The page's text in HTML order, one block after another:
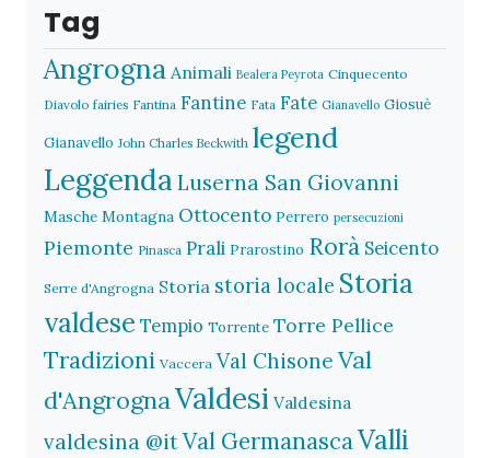
Tag
Angrogna Animali Bealera Peyrota Cinquecento
Diavolo fairies Fantina Fantine Fata Fate Gianavello Giosuè
Gianavello John Charles Beckwith legend
Leggenda Luserna San Giovanni
Masche Montagna Ottocento Perrero persecuzioni
Piemonte Pinasca Prali Prarostino Rorà Seicento
Serre d'Angrogna Storia storia locale Storia
valdese Tempio Torrente Torre Pellice
Tradizioni Vaccera Val Chisone Val
d'AngrognaValdesi Valdesina
valdesina @itVal GermanascaValli